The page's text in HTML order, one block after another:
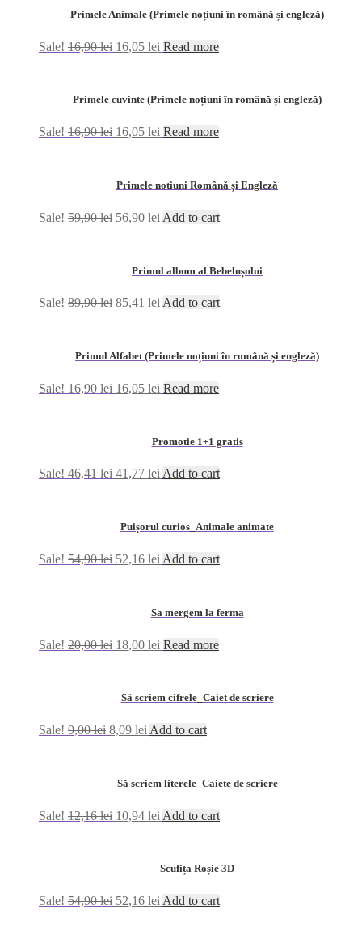
Primele Animale (Primele noțiuni în română și engleză)
Sale! 16,90lei 16,05 lei Read more
Primele cuvinte (Primele noțiuni în română și engleză)
Sale! 16,90lei 16,05 lei Read more
Primele notiuni Română și Engleză
Sale! 59,90lei 56,90 lei Add to cart
Primul album al Bebelușului
Sale! 89,90lei 85,41 lei Add to cart
Primul Alfabet (Primele noțiuni în română și engleză)
Sale! 16,90lei 16,05 lei Read more
Promotie 1+1 gratis
Sale! 46,41lei 41,77 leiAdd to cart
Puișorul curios_Animale animate
Sale! 54,90lei 52,16 lei Add to cart
Sa mergem la ferma
Sale! 20,00lei 18,00 lei Read more
Să scriem cifrele_Caiet de scriere
Sale! 9,00lei 8,09 lei Add to cart
Să scriem literele_Caiete de scriere
Sale! 12,16lei 10,94 lei Add to cart
Scufița Roșie 3D
Sale! 54,90lei 52,16 lei Add to cart